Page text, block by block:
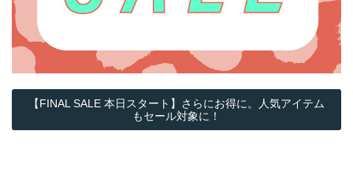
【FINAL SALE 本日スタート】さらにお得に。人気アイテム
もセール対象に！